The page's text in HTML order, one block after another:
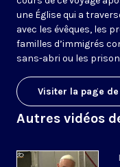
une Église qui a
avec les évêques, les
familles d’immigrés
sans-abri ou les
Visiter la page
Autres vidéos